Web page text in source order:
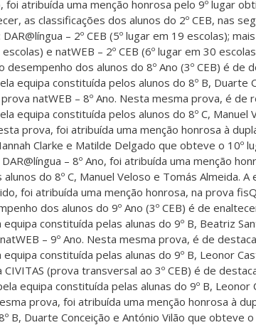
foi atribuída uma menção honrosa pelo 9º lugar
as classificações dos alunos do 2º CEB, nas
– 2º CEB (5º lugar em 19 escolas);
e natWEB – 2º CEB (6º lugar em 30
desempenho dos alunos do 8º Ano (3º CEB) é de
equipa constituída pelos alunos do 8º B, Duarte
natWEB – 8º Ano. Nesta mesma prova, é de
equipa constituída pelos alunos do 8º C, Manuel
prova, foi atribuída uma menção honrosa à
Clarke e Matilde Delgado que obteve o 10º
– 8º Ano, foi atribuída uma menção
do 8º C, Manuel Veloso e Tomás Almeida.
foi atribuída uma menção honrosa, na prova fisQ
dos alunos do 9º Ano (3º CEB) é de
constituída pelas alunas do 9º B, Beatriz
– 9º Ano. Nesta mesma prova, é de
constituída pelas alunas do 9º B, Leonor
CIVITAS (prova transversal ao 3º CEB) é de
equipa constituída pelas alunas do 9º B, Leonor
prova, foi atribuída uma menção honrosa à
B, Duarte Conceição e António Vilão que obteve o